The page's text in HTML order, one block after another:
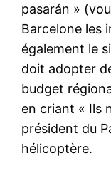
pasarán »
Barcelone les
également le
doit adopter
budget
en criant « Ils
président du
hélicoptère.